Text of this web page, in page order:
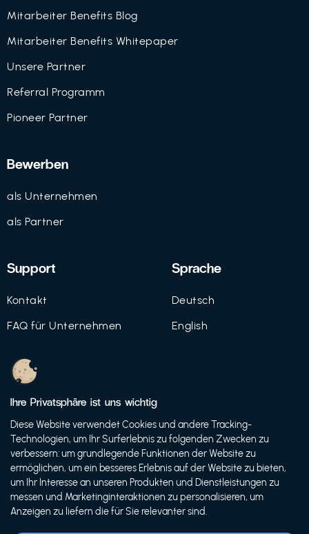
Mitarbeiter Benefits Blog
Mitarbeiter Benefits Whitepaper
Unsere Partner
Referral Programm
Pioneer Partner
Bewerben
als Unternehmen
als Partner
Support
Kontakt
FAQ für Unternehmen
Datenschutz
Nutzungsbedingungen
Sprache
Deutsch
English
© 2021 FutureBens GmbH
Ihre Privatsphäre ist uns wichtig
Diese Website verwendet Cookies und andere Tracking-
Technologien, um Ihr Surferlebnis zu folgenden Zwecken zu
verbessern: um grundlegende Funktionen der Website zu
ermöglichen, um ein besseres Erlebnis auf der Website zu bieten,
um Ihr Interesse an unseren Produkten und Dienstleistungen zu
messen und Marketinginteraktionen zu personalisieren, um
Anzeigen zu liefern die für Sie relevanter sind.